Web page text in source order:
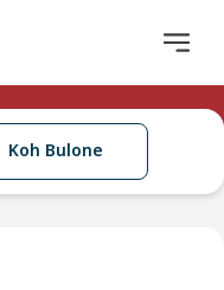
Koh Bulone